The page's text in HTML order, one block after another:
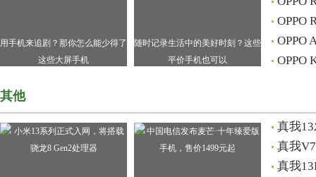
用手机来追剧？那你怎么能少得了
这些大屏手机
随时记录生活中的美好时刻？这些
平价手机也可以
OPPO
OPPO
OPPO
其他
真我
真我
真我